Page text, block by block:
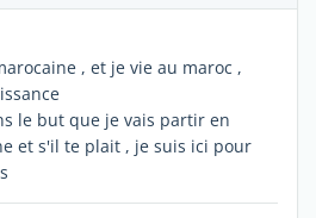
, et je vie au maroc ,
le but que je vais partir en
et s'il te plait , je suis ici pour